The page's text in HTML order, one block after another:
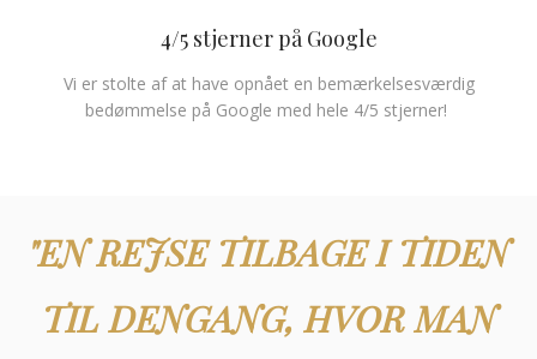
4/5 stjerner på Google
​​Vi er stolte af at have opnået en bemærkelsesværdig
bedømmelse på Google med hele 4/5 stjerner!
"EN REJSE TILBAGE I TIDEN
TIL DENGANG, HVOR MAN